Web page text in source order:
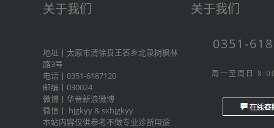
关于我们
地址丨太原市清徐县王答乡北录树枫林
路3号
电话丨0351-6187120
邮编丨030024
微博丨 华晋新浪微博
微信丨 hjgkyy & sxhjgkyy
本站内容仅供参考不做专业诊断用途
关于我们
0351-
周一至周日